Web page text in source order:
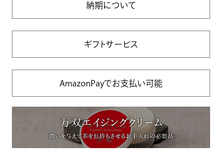
納期について
ギフトサービス
AmazonPayでお支払い可能